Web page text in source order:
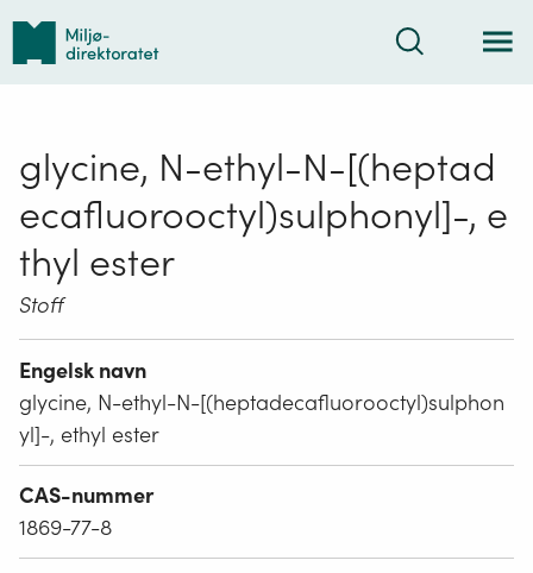
Tilbake
forsiden
Søk
glycine, N-ethyl-N-[(heptad
ecafluorooctyl)sulphonyl]-, e
thyl ester
Stoff
Engelsk navn
glycine, N-ethyl-N-[(heptadecafluorooctyl)sulphon
yl]-, ethyl ester
CAS-nummer
1869-77-8